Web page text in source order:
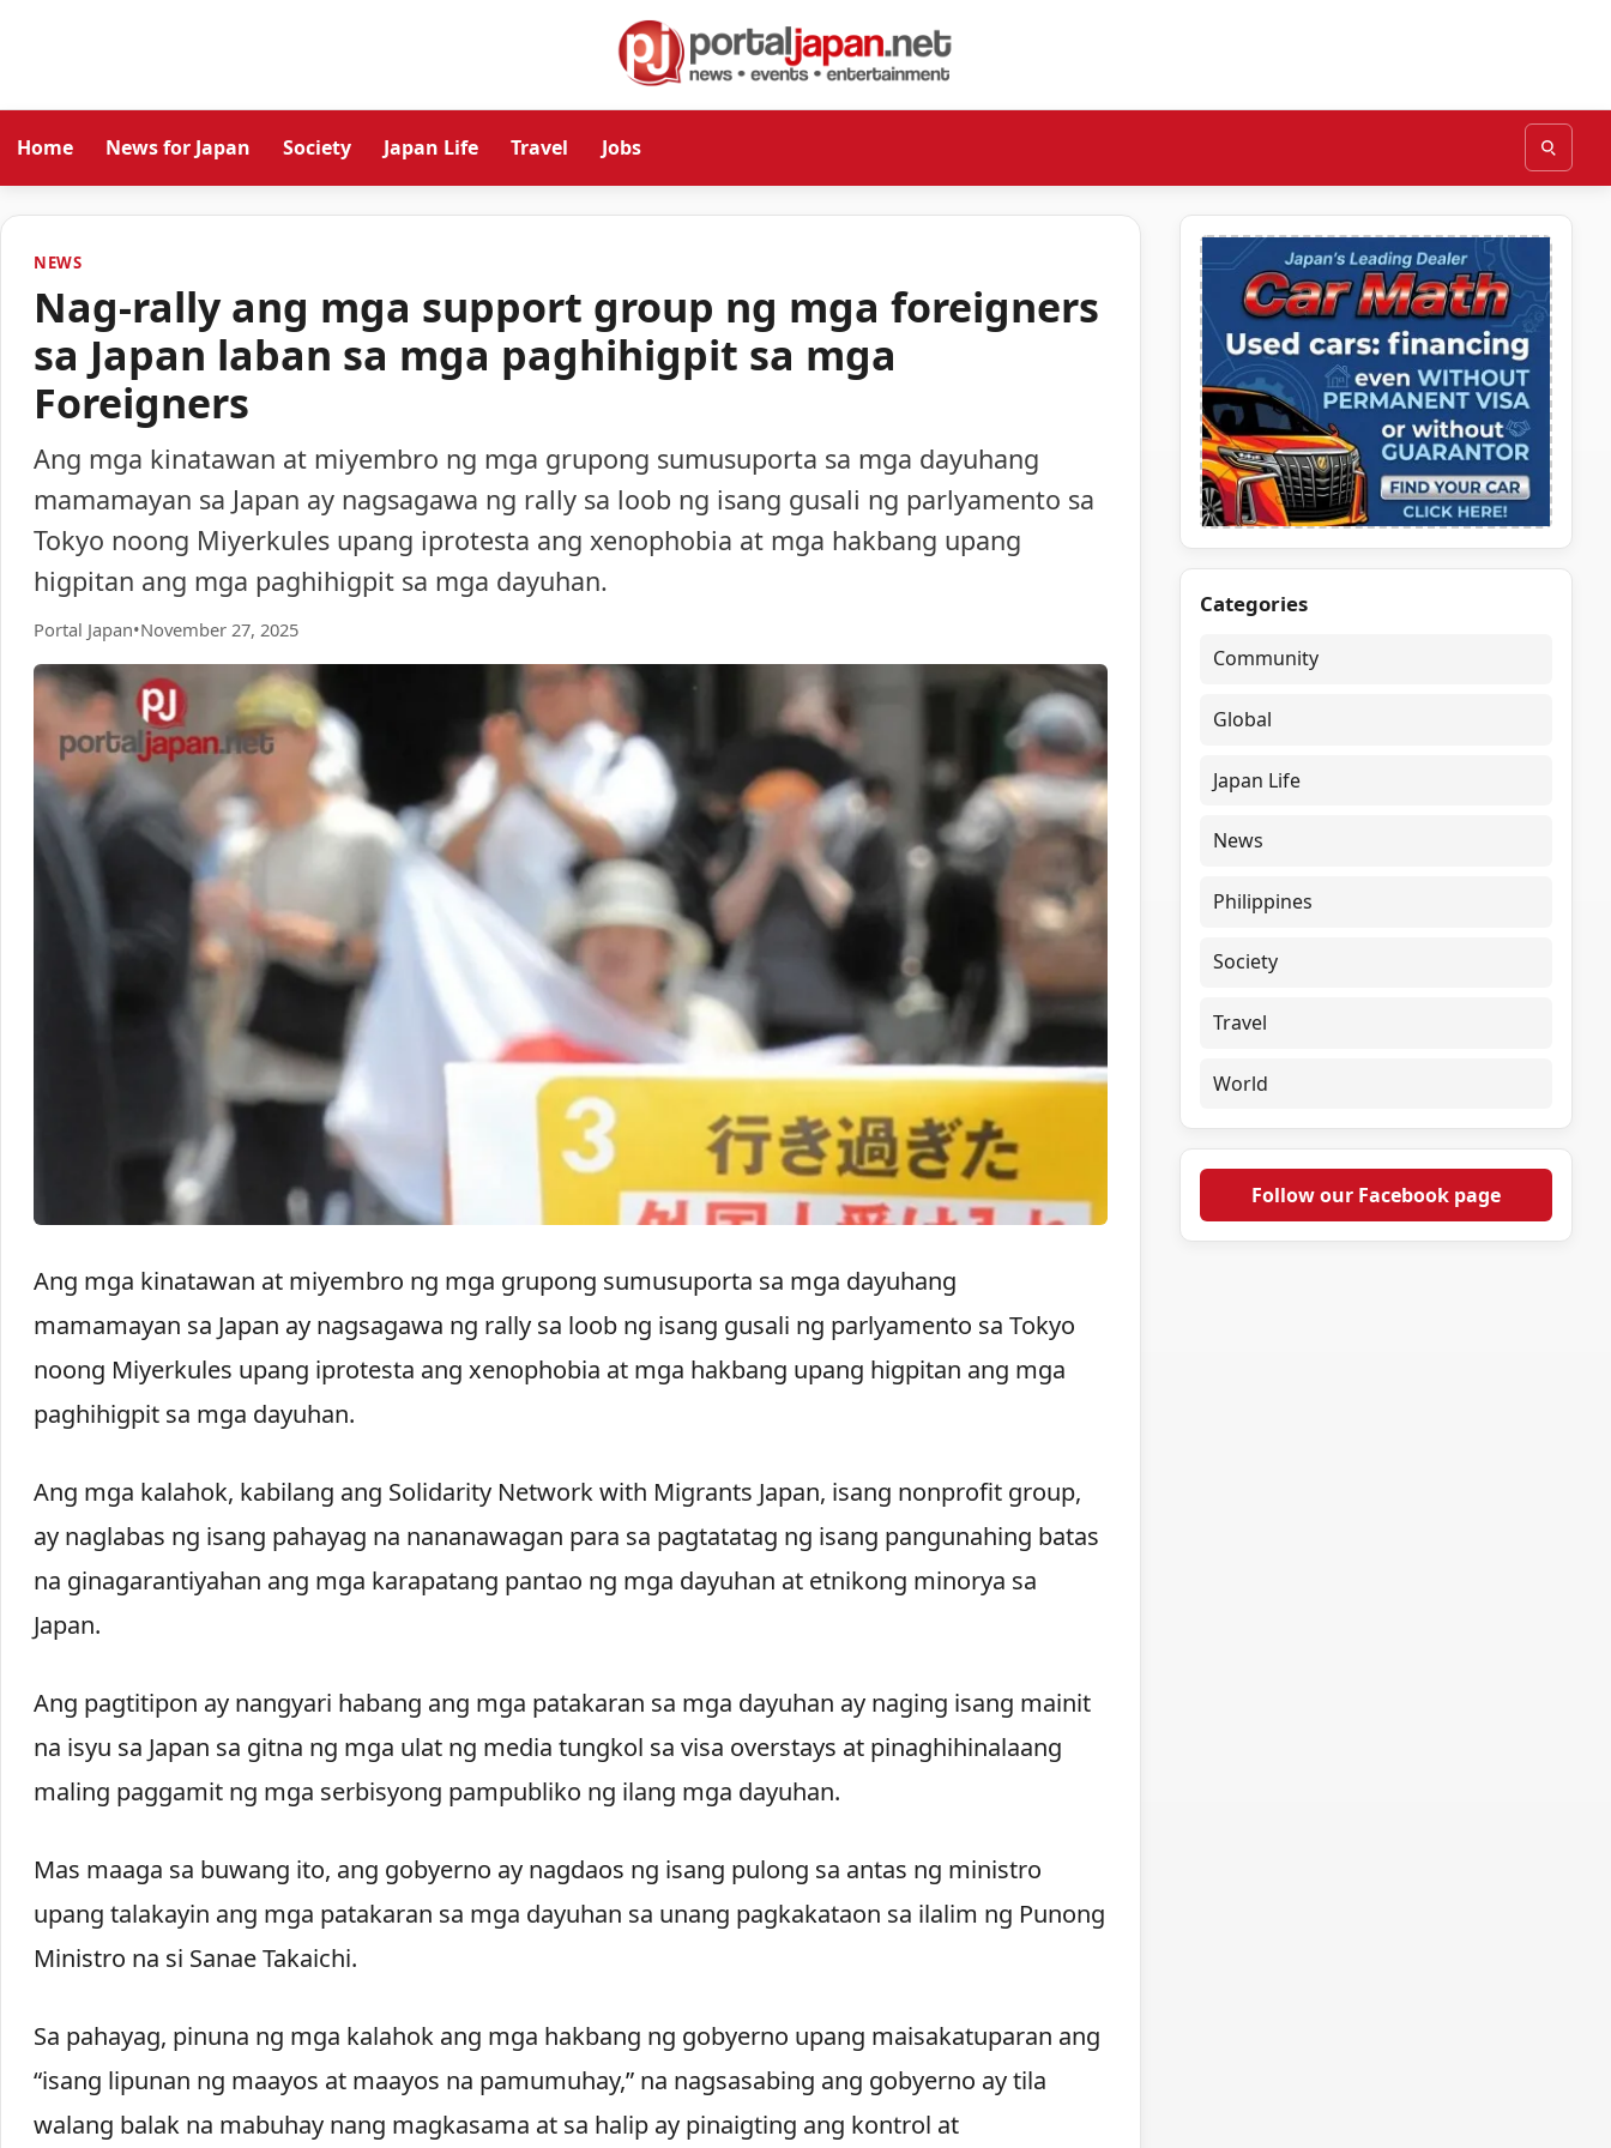
Home News for Japan Society Japan Life Travel Jobs
NEWS
Nag-rally ang mga support group ng mga foreigners
sa Japan laban sa mga paghihigpit sa mga
Foreigners
Ang mga kinatawan at miyembro ng mga grupong sumusuporta sa mga dayuhang
mamamayan sa Japan ay nagsagawa ng rally sa loob ng isang gusali ng parlyamento sa
Tokyo noong Miyerkules upang iprotesta ang xenophobia at mga hakbang upang
higpitan ang mga paghihigpit sa mga dayuhan.
Portal Japan•November 27, 2025
Ang mga kinatawan at miyembro ng mga grupong sumusuporta sa mga dayuhang
mamamayan sa Japan ay nagsagawa ng rally sa loob ng isang gusali ng parlyamento sa Tokyo
noong Miyerkules upang iprotesta ang xenophobia at mga hakbang upang higpitan ang mga
paghihigpit sa mga dayuhan.
Ang mga kalahok, kabilang ang Solidarity Network with Migrants Japan, isang nonprofit group,
ay naglabas ng isang pahayag na nananawagan para sa pagtatatag ng isang pangunahing batas
na ginagarantiyahan ang mga karapatang pantao ng mga dayuhan at etnikong minorya sa
Japan.
Ang pagtitipon ay nangyari habang ang mga patakaran sa mga dayuhan ay naging isang mainit
na isyu sa Japan sa gitna ng mga ulat ng media tungkol sa visa overstays at pinaghihinalaang
maling paggamit ng mga serbisyong pampubliko ng ilang mga dayuhan.
Mas maaga sa buwang ito, ang gobyerno ay nagdaos ng isang pulong sa antas ng ministro
upang talakayin ang mga patakaran sa mga dayuhan sa unang pagkakataon sa ilalim ng Punong
Ministro na si Sanae Takaichi.
Sa pahayag, pinuna ng mga kalahok ang mga hakbang ng gobyerno upang maisakatuparan ang
“isang lipunan ng maayos at maayos na pamumuhay,” na nagsasabing ang gobyerno ay tila
walang balak na mabuhay nang magkasama at sa halip ay pinaigting ang kontrol at
Categories
Community
Global
Japan Life
News
Philippines
Society
Travel
World
Follow our Facebook page